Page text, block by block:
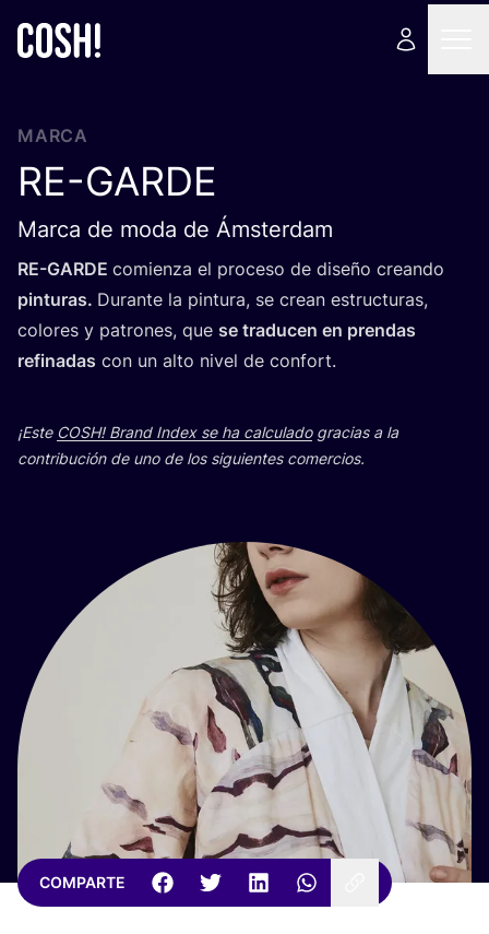
MARCA
RE-GARDE
Marca de moda de Ámsterdam
RE-GAR­DE comien­za el pro­ce­so de dise­ño crean­do
pin­tu­ras. Duran­te la pin­tu­ra, se crean estruc­tu­ras,
colo­res y patro­nes, que se tra­du­cen en pren­das
refi­na­das con un alto nivel de confort.
¡Este COSH! Brand Index se ha cal­cu­la­dogra­cias a la
con­tri­bu­ción de uno de los siguien­tes comercios.
COMPARTE